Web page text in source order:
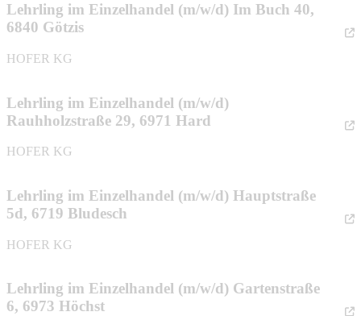
Lehrling im Einzelhandel (m/w/d) Im Buch 40,
6840 Götzis
HOFER KG
Lehrling im Einzelhandel (m/w/d)
Rauhholzstraße 29, 6971 Hard
HOFER KG
Lehrling im Einzelhandel (m/w/d) Hauptstraße
5d, 6719 Bludesch
HOFER KG
Lehrling im Einzelhandel (m/w/d) Gartenstraße
6, 6973 Höchst